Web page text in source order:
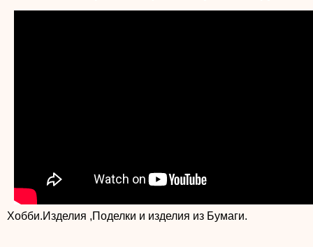
Хобби.Изделия ,Поделки и изделия из Бумаги.